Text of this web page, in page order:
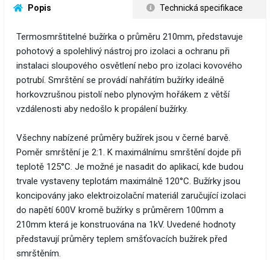
Popis Technická specifikace
Termosmrštitelné bužírka o průměru 210mm, představuje
pohotový a spolehlivý nástroj pro izolaci a ochranu při
instalaci sloupového osvětlení nebo pro izolaci kovového
potrubí. Smrštění se provádí nahřátím bužírky ideálně
horkovzrušnou pistolí nebo plynovým hořákem z větší
vzdálenosti aby nedošlo k propálení bužírky.
Všechny nabízené průměry bužírek jsou v černé barvě.
Poměr smrštění je 2:1. K maximálnímu smrštění dojde při
teplotě 125°C. Je možné je nasadit do aplikací, kde budou
trvale vystaveny teplotám maximálně 120°C. Bužírky jsou
koncipovány jako elektroizolační materiál zaručující izolaci
do napětí 600V kromě bužírky s průměrem 100mm a
210mm která je konstruována na 1kV. Uvedené hodnoty
představují průměry teplem smšťovacích bužírek před
smrštěním.